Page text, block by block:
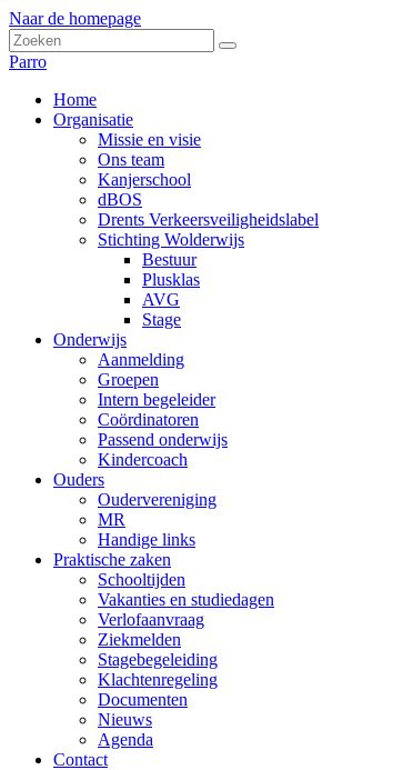
Naar de homepage
Parro
Home
Organisatie
Missie en visie
Ons team
Kanjerschool
dBOS
Drents Verkeersveiligheidslabel
Stichting Wolderwijs
Bestuur
Plusklas
AVG
Stage
Onderwijs
Aanmelding
Groepen
Intern begeleider
Coördinatoren
Passend onderwijs
Kindercoach
Ouders
Oudervereniging
MR
Handige links
Praktische zaken
Schooltijden
Vakanties en studiedagen
Verlofaanvraag
Ziekmelden
Stagebegeleiding
Klachtenregeling
Documenten
Nieuws
Agenda
Contact